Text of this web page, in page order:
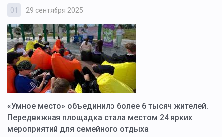
01 29 сентября 2025
«Умное место» объединило более 6 тысяч жителей.
Передвижная площадка стала местом 24 ярких
мероприятий для семейного отдыха